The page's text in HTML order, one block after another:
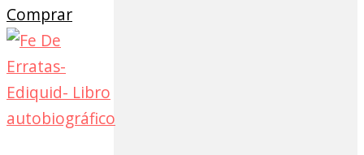
Comprar